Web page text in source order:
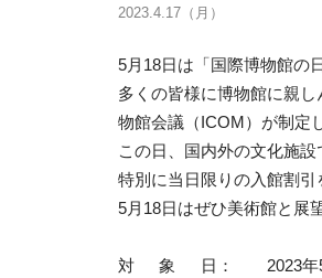
2023.4.17（月）
5月18日は「国際博物館の日
多くの皆様に博物館に親
物館会議（ICOM）が制定
この日、国内外の文化施
特別に当日限りの入館割引
5月18日はぜひ美術館と展
対象日
2023年